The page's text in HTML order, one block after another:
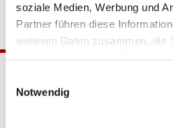
soziale Medien, Werbung und
Partner führen diese
weiteren Daten zusammen, die
Notwendig